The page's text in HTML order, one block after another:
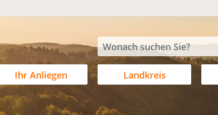
Ihr Anliegen Landkreis